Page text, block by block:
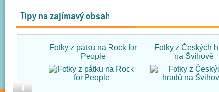
Tipy na zajímavý obsah
Fotky z pátku na Rock for
People
Fotky z Českých
na Švihově